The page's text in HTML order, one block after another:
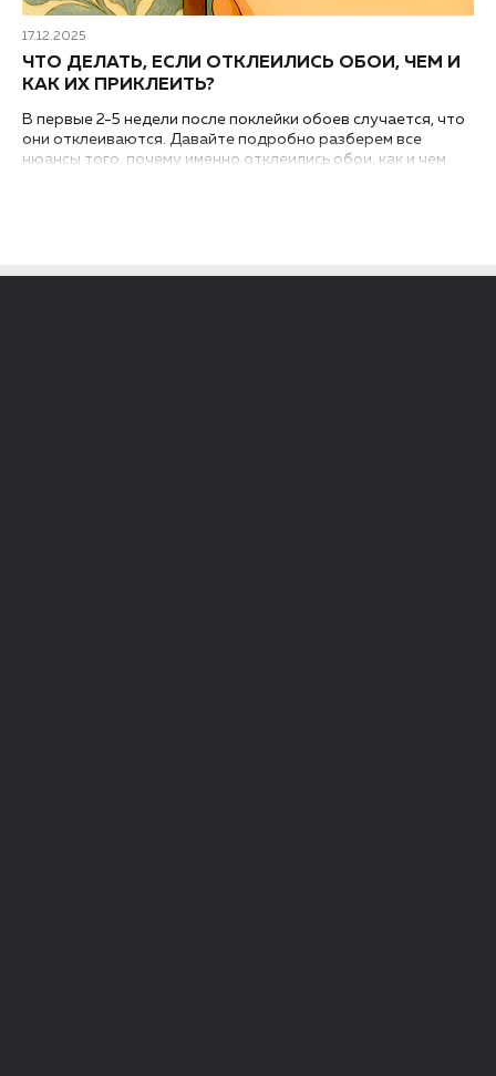
17.12.2025
ЧТО ДЕЛАТЬ, ЕСЛИ ОТКЛЕИЛИСЬ ОБОИ, ЧЕМ И
КАК ИХ ПРИКЛЕИТЬ?
В первые 2-5 недели после поклейки обоев случается, что
они отклеиваются. Давайте подробно разберем все
нюансы того, почему именно отклеились обои, как и чем